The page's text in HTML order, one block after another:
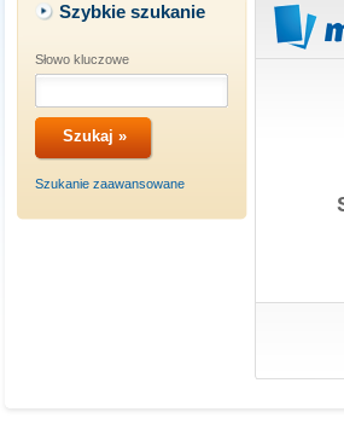
Szybkie szukanie
Słowo kluczowe
Szukanie zaawansowane